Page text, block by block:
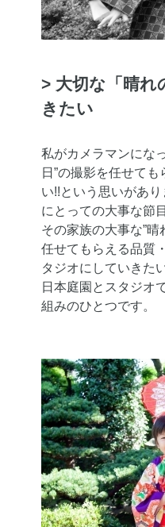
> 大切な「晴れ
きたい
私がカメラマンにな
日”の撮影を任せて
い!!という思いがあり
にとっての大事な節
その家族の大事な”晴
任せてもらえる品質
タジオにしていきた
日本庭園とスタジオ
組みのひとつです。